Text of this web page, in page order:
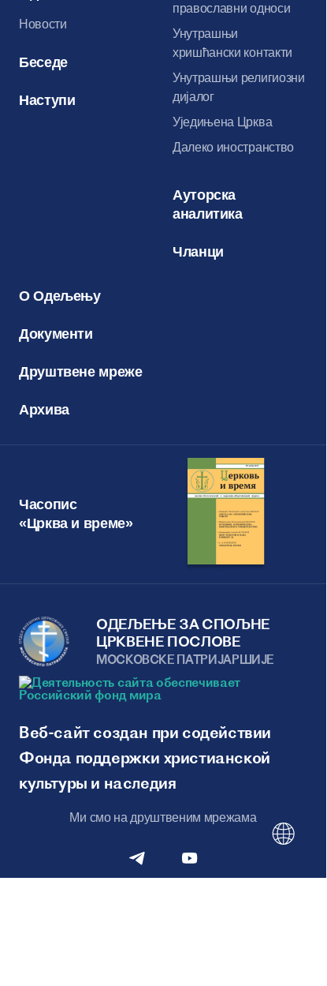
Новости
Беседе
Наступи
православни односи
Унутрашњи
хришћански контакти
Унутрашњи религиозни
дијалог
Уједињена Црква
Далеко иностранство
Ауторска
аналитика
Чланци
О Одељењу
Документи
Друштвене мреже
Архива
Часопис
«Црква и време»
ОДЕЉЕЊЕ ЗА СПОЉНЕ
ЦРКВЕНЕ ПОСЛОВЕ
МОСКОВСКЕ ПАТРИJАРШИЈЕ
Веб-сайт создан при содействии
Фонда поддержки христианской
культуры и наследия
Ми смо на друштвеним мрежама